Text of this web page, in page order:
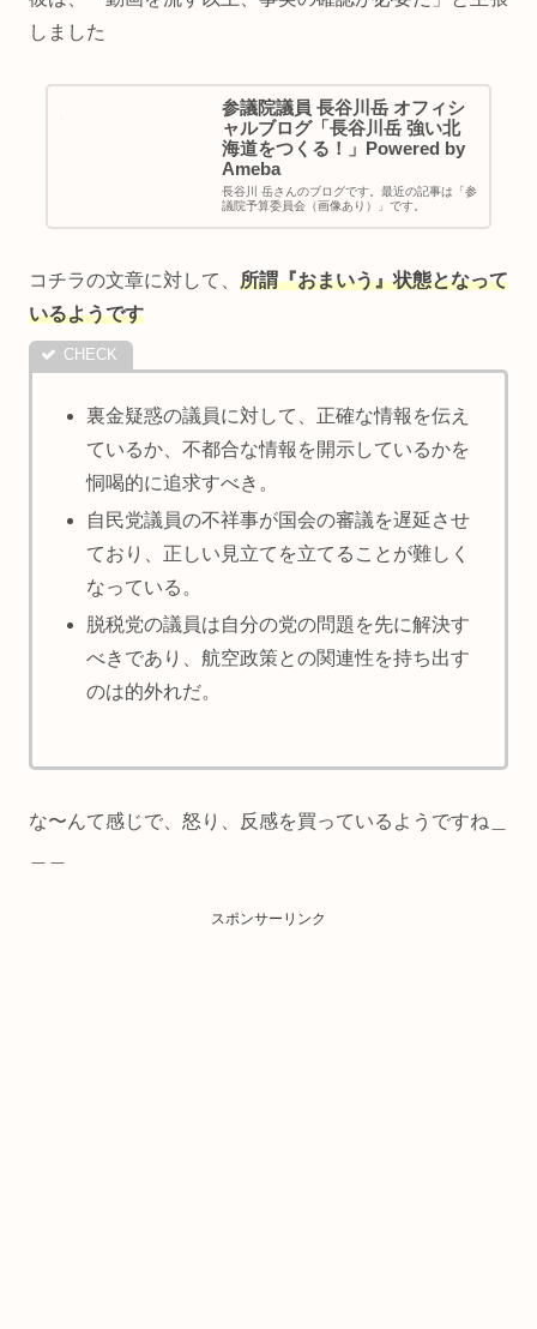
しました
参議院議員 長谷川岳 オフィシ
ャルブログ「長谷川岳 強い北
海道をつくる！」Powered by
Ameba
長谷川 岳さんのブログです。最近の記事は「参
議院予算委員会（画像あり）」です。
コチラの文章に対して、 所謂『おまいう』状態となって
いるようです
裏金疑惑の議員に対して、正確な情報を伝え
ているか、不都合な情報を開示しているかを
恫喝的に追求すべき。
自民党議員の不祥事が国会の審議を遅延させ
ており、正しい見立てを立てることが難しく
なっている。
脱税党の議員は自分の党の問題を先に解決す
べきであり、航空政策との関連性を持ち出す
のは的外れだ。
な〜んて感じで、怒り、反感を買っているようですね＿
スポンサーリンク